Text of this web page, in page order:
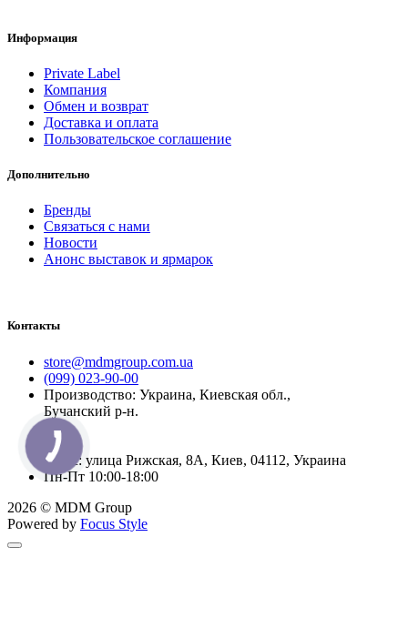
Информация
Private Label
Компания
Обмен и возврат
Доставка и оплата
Пользовательское соглашение
Дополнительно
Бренды
Связаться с нами
Новости
Анонс выставок и ярмарок
Контакты
store@mdmgroup.com.ua
(099) 023-90-00
Производство: Украина, Киевская обл.,
Бучанский р-н.
Офис: улица Рижская, 8А, Киев, 04112, Украина
Пн-Пт 10:00-18:00
2026 © MDM Group
Powered by Focus Style